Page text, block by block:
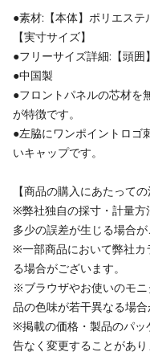
●素材:【本体】ポリエス
【実寸サイズ】
●フリーサイズ詳細:【頭
●中国製
●フロントパネルの芯材を
が特徴です。
●左脇にワンポイントロゴ
いキャップです。
【商品の購入にあたっての
※弊社独自の採寸・計量方
多少の誤差が生じる場合が
※一部商品において弊社カ
る場合がございます。
※ブラウザやお使いのモ
品の色味が若干異なる場合
※掲載の価格・製品のパッ
告なく変更することがあり